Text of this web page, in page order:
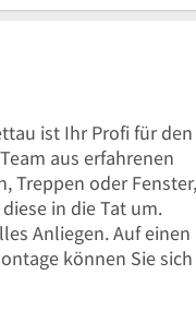
ist Ihr Profi für den
aus erfahrenen
Treppen oder Fenster,
in die Tat um.
Anliegen. Auf einen
können Sie sich